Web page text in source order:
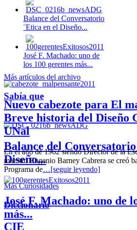
Balance del Conversatorio
¨Etica en el Diseño...
José F. Machado: uno de
los 100 gerentes más...
Nuevo cabezote para El
Balance del Conversatorio
Diseño...
José F. Machado: uno de
más...
Más artículos del archivo
Sabía que
Breve historia del Diseño
UNal
En el año de 1962 siendo Director de la
maestro Eugenio Barney Cabrera se creó
Programa de…[seguir leyendo]
Más Curiosidades
Diccionario
CIE